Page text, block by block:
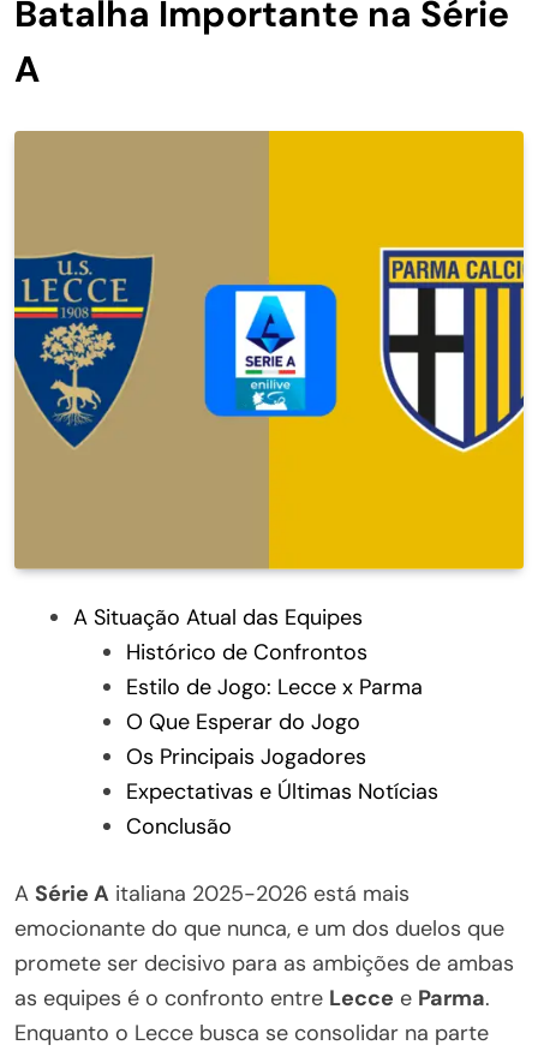
Batalha Importante na Série
A
A Situação Atual das Equipes
Histórico de Confrontos
Estilo de Jogo: Lecce x Parma
O Que Esperar do Jogo
Os Principais Jogadores
Expectativas e Últimas Notícias
Conclusão
A Série A italiana 2025-2026 está mais
emocionante do que nunca, e um dos duelos que
promete ser decisivo para as ambições de ambas
as equipes é o confronto entre Lecce e Parma.
Enquanto o Lecce busca se consolidar na parte